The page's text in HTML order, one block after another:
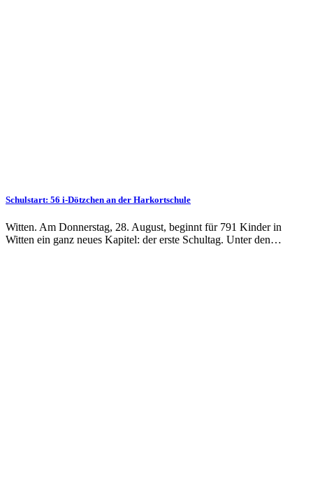
Schulstart: 56 i-Dötzchen an der Harkortschule
Witten. Am Donnerstag, 28. August, beginnt für 791 Kinder in
Witten ein ganz neues Kapitel: der erste Schultag. Unter den…